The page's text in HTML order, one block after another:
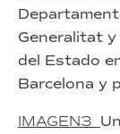
Generalitat y
del Estado
Barcelona y
IMAGEN3